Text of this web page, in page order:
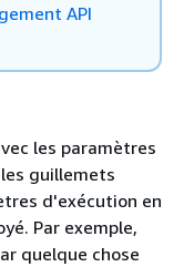
API
les paramètres
guillemets
d'exécution en
Par exemple,
quelque chose